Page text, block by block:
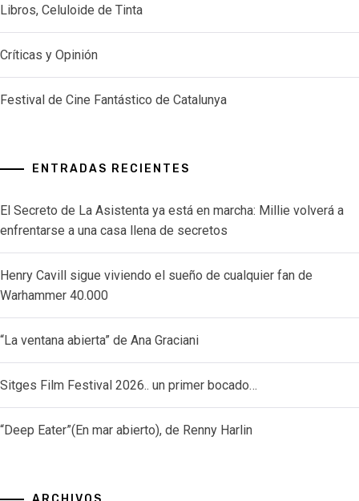
Libros, Celuloide de Tinta
Críticas y Opinión
Festival de Cine Fantástico de Catalunya
ENTRADAS RECIENTES
El Secreto de La Asistenta ya está en marcha: Millie volverá a
enfrentarse a una casa llena de secretos
Henry Cavill sigue viviendo el sueño de cualquier fan de
Warhammer 40.000
“La ventana abierta” de Ana Graciani
Sitges Film Festival 2026.. un primer bocado…
“Deep Eater”(En mar abierto), de Renny Harlin